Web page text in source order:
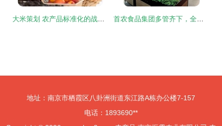
地址：南京市栖霞区八卦洲街道东江路A栋办公楼7-157
电话：1893690**